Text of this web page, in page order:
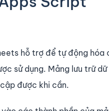
hỗ trợ để tự động hóa
sử dụng. Mảng lưu trữ dữ
được khi cần.